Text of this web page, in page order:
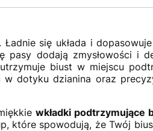
się układa i
dodają zmysłowości i
biust w miejscu
dotyku dzianina oraz
wkładki podtrzymujące
które spowodują, że Twój